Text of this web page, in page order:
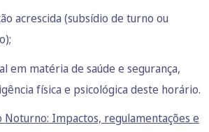
acrescida (subsídio de turno ou
em matéria de saúde e segurança,
física e psicológica deste horário.
Noturno: Impactos, regulamentações e